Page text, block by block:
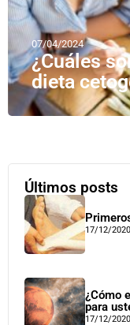
07/04/2024
¿Cuáles
dieta
Últimos posts
17/12/2020
¿Cómo
para
17/12/2020